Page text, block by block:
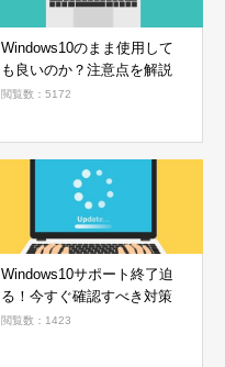
Windows10のまま使用して
も良いのか？注意点を解説
閲覧数：5172
Windows10サポート終了迫
る！今すぐ確認すべき対策
閲覧数：1423